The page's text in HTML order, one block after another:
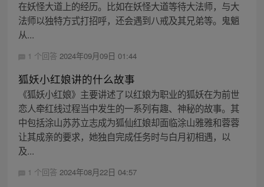
在妖怪大道上的经历。比如在妖怪大道等待大法师，与大
法师以独特方式打招呼，还会遇到八戒及其兄弟等。鬼魈
从...
1 个回答 2024年09月09日 01:44
狐妖小红娘讲的什么故事
《狐妖小红娘》主要讲述了以红娘为职业的狐妖在为前世
恋人牵红线过程当中发生的一系列有趣、神秘的故事。其
中包括涂山苏苏立志成为狐仙红娘却面临涂山雅雅和蓉蓉
让其成亲的要求，她独自完成任务时与白月初相遇，以
及...
1 个回答 2024年08月22日 04:57